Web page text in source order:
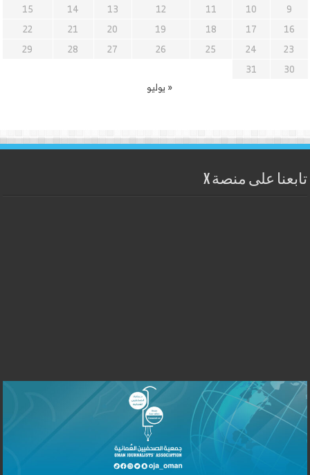
9
10
11
12
13
14
15
16
17
18
19
20
21
22
23
24
25
26
27
28
29
30
31
« يوليو
تابعنا على منصة X